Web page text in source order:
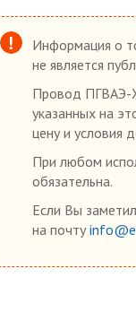
Информация о
не является
Провод ПГВАЭ-
указанных на
цену и условия
При любом
обязательна.
Если Вы
на почту